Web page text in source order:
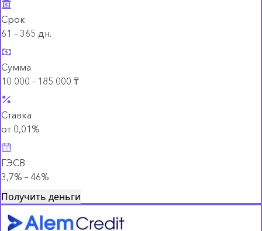
Срок
61 – 365 дн.
Сумма
10 000 - 185 000 ₸
Ставка
от 0,01%
ГЭСВ
3,7% – 46%
Получить деньги